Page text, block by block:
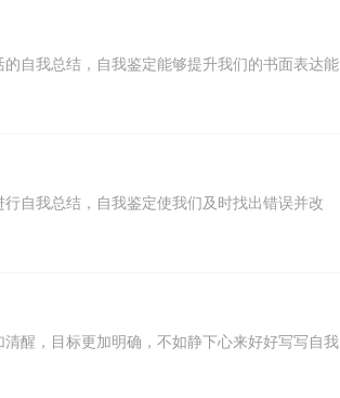
自我总结，自我鉴定能够提升我们的书面表达能
自我总结，自我鉴定使我们及时找出错误并改
醒，目标更加明确，不如静下心来好好写写自我